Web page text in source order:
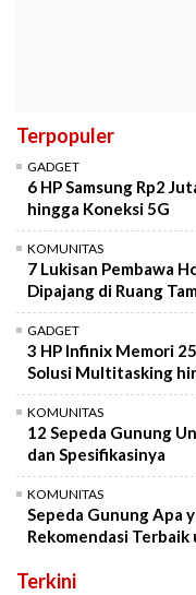
Terpopuler
GADGET
6 HP Samsung Rp2
hingga Koneksi 5G
KOMUNITAS
7 Lukisan Pembawa
Dipajang di Ruang
GADGET
3 HP Infinix Memori
Solusi Multitasking
KOMUNITAS
12 Sepeda Gunung
dan Spesifikasinya
KOMUNITAS
Sepeda Gunung Apa
Rekomendasi Terbaik
Terkini